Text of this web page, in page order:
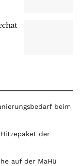
beim
der
auf der MaHü